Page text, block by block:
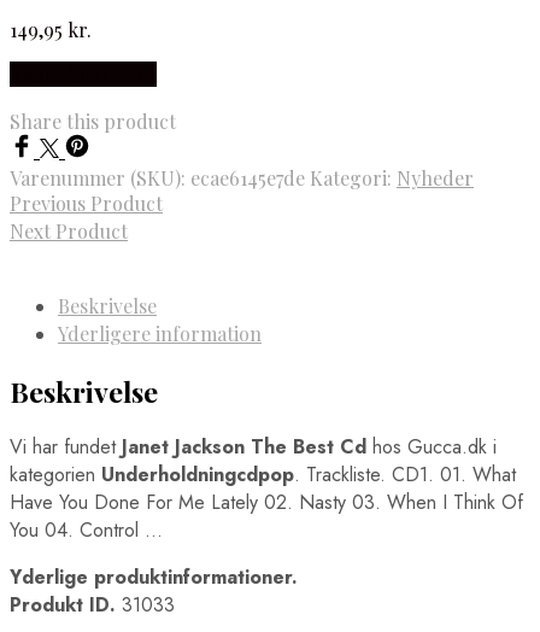
149,95 kr.
Share this product
Varenummer (SKU): ecae6145e7de Kategori: Nyheder
Previous Product
Next Product
Beskrivelse
Yderligere information
Beskrivelse
Vi har fundet Janet Jackson The Best Cd hos Gucca.dk i
kategorien Underholdningcdpop. Trackliste. CD1. 01. What
Have You Done For Me Lately 02. Nasty 03. When I Think Of
You 04. Control …
Yderlige produktinformationer.
Produkt ID. 31033